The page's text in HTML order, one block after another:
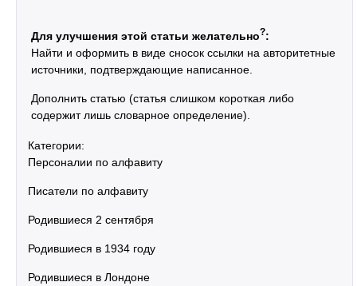
Для улучшения этой статьи желательно?:
Найти и оформить в виде сносок ссылки на авторитетные
источники, подтверждающие написанное.
Дополнить статью (статья слишком короткая либо
содержит лишь словарное определение).
Категории:
Персоналии по алфавиту
Писатели по алфавиту
Родившиеся 2 сентября
Родившиеся в 1934 году
Родившиеся в Лондоне